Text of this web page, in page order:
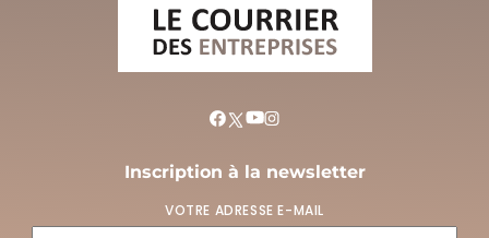
Inscription à la newsletter
VOTRE ADRESSE E-MAIL